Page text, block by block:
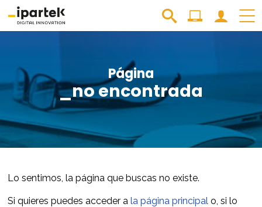
Página
_no encontrada
Lo sentimos, la página que buscas no existe.
Si quieres puedes acceder ala página principal o, si lo